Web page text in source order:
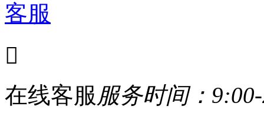
客服

在线客服服务时间：